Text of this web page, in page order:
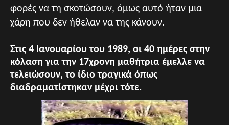
φορές να τη σκοτώσουν, όμως αυτό ήταν μια
χάρη που δεν ήθελαν να της κάνουν.
Στις 4 Ιανουαρίου του 1989, οι 40 ημέρες στην
κόλαση για την 17χρονη μαθήτρια έμελλε να
τελειώσουν, το ίδιο τραγικά όπως
διαδραματίστηκαν μέχρι τότε.